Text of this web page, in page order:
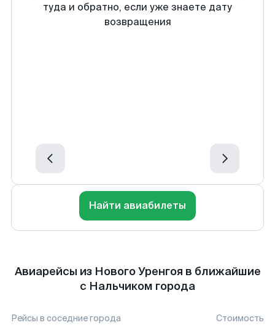
туда и обратно, если уже знаете дату
возвращения
Найти авиабилеты
Авиарейсы из Нового Уренгоя в ближайшие
с Нальчиком города
Рейсы в соседние города Стоимость